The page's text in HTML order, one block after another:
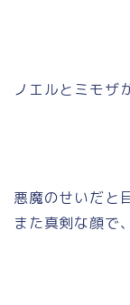
ノエルとミモザ
悪魔のせいだと
また真剣な顔で